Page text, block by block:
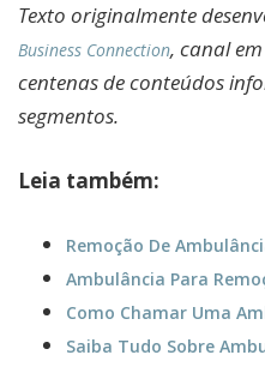
Texto originalmente
Business Connection, canal
centenas de conteúdos
segmentos.
Leia também:
Remoção De
Ambulância Para
Como Chamar Uma
Saiba Tudo Sobre